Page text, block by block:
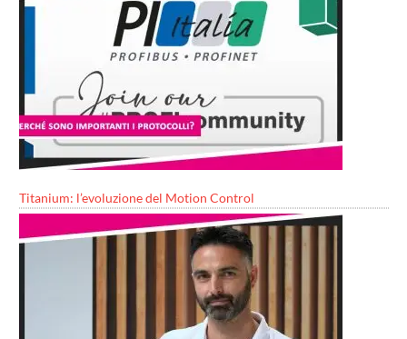
Titanium: l’evoluzione del Motion Control